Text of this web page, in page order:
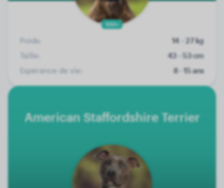
100+
Poids:
14 - 27 kg
Taille:
43 - 53 cm
Espérance de vie:
8 - 15 ans
American Staffordshire Terrier